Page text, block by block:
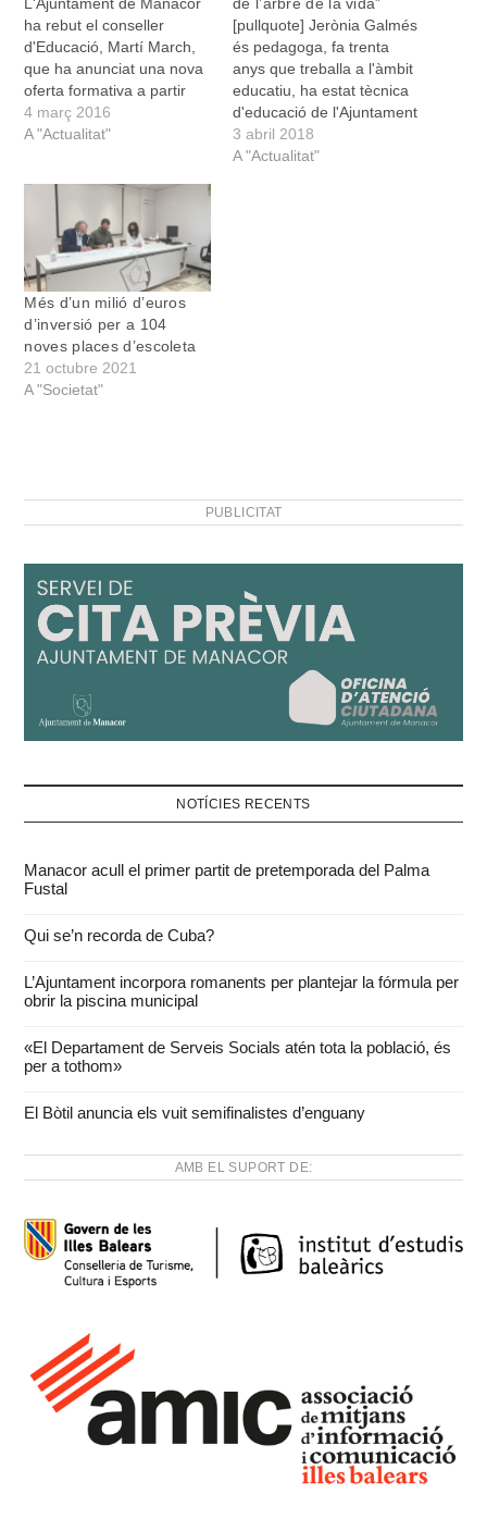
L'Ajuntament de Manacor
ha rebut el conseller
d'Educació, Martí March,
que ha anunciat una nova
oferta formativa a partir
del curs que ve al Simó
Ballester. Aquest nou
projecte consisteix a implantar
integrats de primària i de
música en una de les dues
línies de l'escola. Només
un centre de Mallorca té
aquest…
4 març 2016
A "Actualitat"
de l’arbre de la vida”
[pullquote] Jerònia Galmés
és pedagoga, fa trenta
anys que treballa a l'àmbit
educatiu, ha estat tècnica
d'educació de l'Ajuntament
de Manacor, orientadora
de l'IES Mossèn Alcover,
3 abril 2018
A "Actualitat"
Més d’un milió d’euros
d’inversió per a 104
noves places d’escoleta
21 octubre 2021
A "Societat"
PUBLICITAT
NOTÍCIES RECENTS
Manacor acull el primer partit de pretemporada del Palma
Fustal
Qui se’n recorda de Cuba?
L’Ajuntament incorpora romanents per plantejar la fórmula per
obrir la piscina municipal
«El Departament de Serveis Socials atén tota la població, és
per a tothom»
El Bòtil anuncia els vuit semifinalistes d’enguany
AMB EL SUPORT DE: